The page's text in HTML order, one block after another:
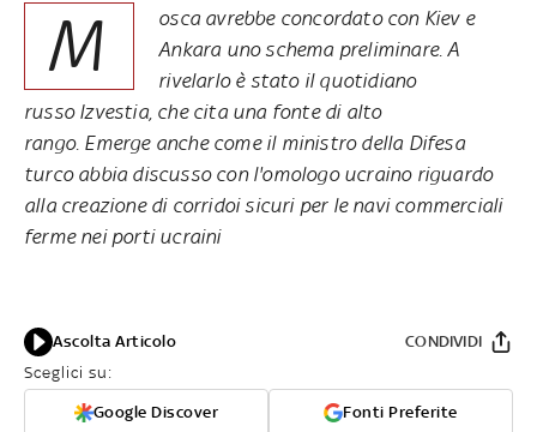
M
osca avrebbe concordato con Kiev e
Ankara uno schema preliminare. A
rivelarlo è stato il quotidiano
russoIzvestia, che cita una fonte di alto
rango. Emerge anche come il ministro della Difesa
turco abbia discusso con l'omologo ucraino riguardo
alla creazione di corridoi sicuri per le navi commerciali
ferme nei porti ucraini
Ascolta Articolo
Sceglici su:
Google Discover Fonti Preferite
CONDIVIDI